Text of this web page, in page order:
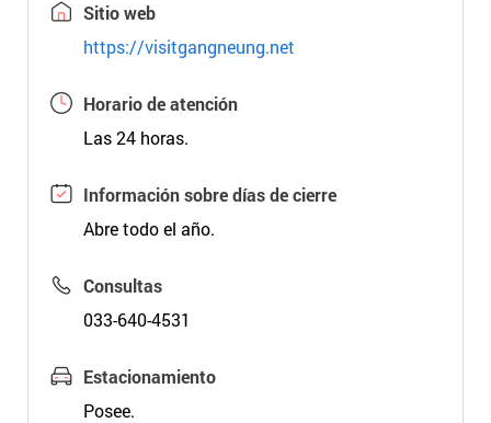
Sitio web
https://visitgangneung.net
Horario de atención
Las 24 horas.
Información sobre días de cierre
Abre todo el año.
Consultas
033-640-4531
Estacionamiento
Posee.